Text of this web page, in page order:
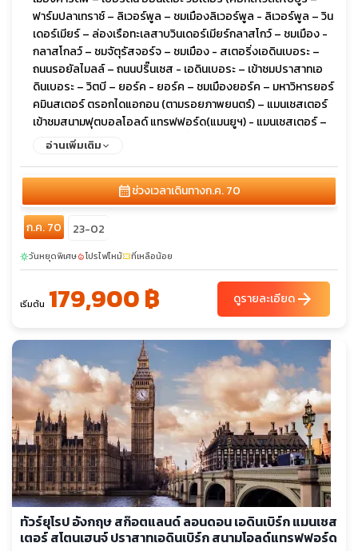
ฟาร์มปลาเทราซ์ – ลิเวอร์พูล – ชมเมืองลิเวอร์พูล - ลิเวอร์พูล – วิน
เดอร์เมียร์ – ล่องเรือทะเลสาบวินเดอร์เมียร์กลาสโกว์ – ชมเมือง -
กลาสโกลว์ – ชมจัตุรัสจอร์จ – ชมเมือง - สเตอริ่งเอดินเบอระ –
ถนนรอยัลไมลล์ – ถนนปริ๊นเซส - เอดินเบอระ – เข้าชมปราสาทเอ
ดินเบอระ – วิตบี – ยอร์ค - ยอร์ค – ชมเมืองยอร์ค – มหาวิหารยอร์
คมินสเตอร์ ตรอกไดแอกอน (ตามรอยภาพยนตร์) – แมนเชสเตอร์
เข้าชมสนามฟุตบอลโอลด์ แทรฟฟอร์ด(แมนยูฯ) - แมนเชสเตอร์ –
สแตทฟอร์ด อพอน เอวอน – ช้อปปิ้งเอาท์เลต - ลอนดอน - เข้าชม
อิสระชอปปิ้งย่านไนท์บริจด์ - ล่องเรือแม่น้ำเทมส์ – หอคอย
ลอนดอน – ชมมหานครลอนดอนชิมเป็ดย่างโฟร์ซีซั่น – ช้อปปิ้งถนนอ๊
อกฟอร์ด
อ่านเพิ่มเติม
calendar_monthช่วงเวลาเดินทางก.ค. 70
ก.ค. 70 23-02
sunnyวันหยุดพิเศษlocal_fire_departmentโปรไฟไหม้confirmation_numberที่เหลือน้อย
เริ่มต้น 179,900 ฿ ดูรายละเอียดarrow_forward
ทัวร์ยุโรป อังกฤษ สก๊อตแลนด์ ลอนดอน เอดินเบิร์ก แมนเชส
เตอร์ สโตนเฮนจ์ ปราสาทเอดินเบิร์ก สนามโอลด์แทรฟฟอร์ด